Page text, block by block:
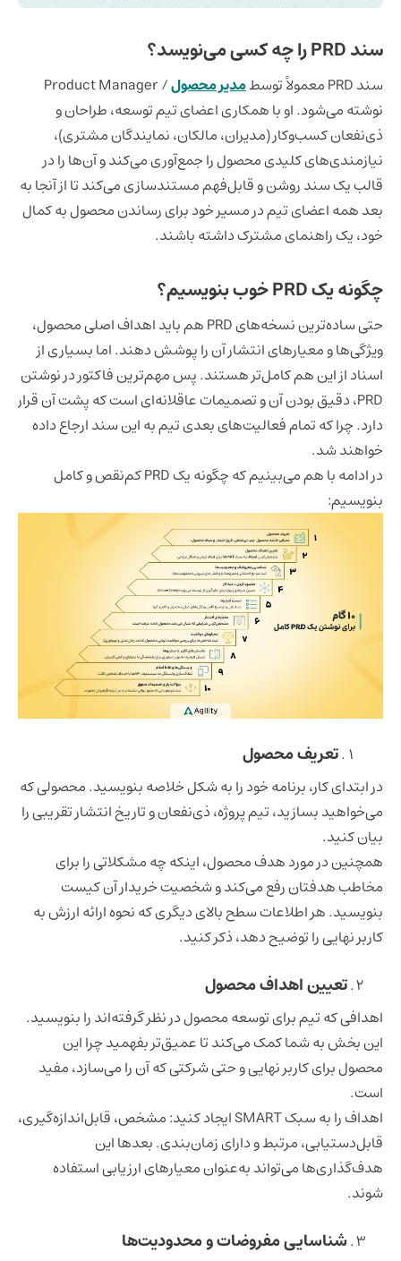
سند PRD را چه کسی می‌نویسد؟
سند PRD معمولاً توسط مدیر محصول / Product Manager
نوشته می‌شود. او با همکاری اعضای تیم توسعه، طراحان و
ذی‌نفعان کسب‌وکار (مدیران، مالکان، نمایندگان مشتری)،
نیازمندی‌های کلیدی محصول را جمع‌آوری می‌کند و آن‌ها را در
قالب یک سند روشن و قابل‌فهم مستندسازی می‌کند تا از آنجا به
بعد همه اعضای تیم در مسیر خود برای رساندن محصول به کمال
خود، یک راهنمای مشترک داشته باشند.
چگونه یک PRD خوب بنویسیم؟
حتی ساده‌ترین نسخه‌های PRD هم باید اهداف اصلی محصول،
ویژگی‌ها و معیارهای انتشار آن را پوشش دهند. اما بسیاری از
اسناد از این هم کامل‌تر هستند. پس مهم‌ترین فاکتور در نوشتن
PRD، دقیق بودن آن و تصمیمات عاقلانه‌ای است که پشت آن قرار
دارد. چرا که تمام فعالیت‌های بعدی تیم به این سند ارجاع داده
خواهند شد.
در ادامه با هم می‌بینیم که چگونه یک PRD کم‌نقص و کامل
بنویسیم:
تعریف محصول
در ابتدای کار، برنامه خود را به شکل خلاصه بنویسید. محصولی که
می‌خواهید بسازید، تیم پروژه، ذی‌نفعان و تاریخ انتشار تقریبی را
بیان کنید.
همچنین در مورد هدف محصول، اینکه چه مشکلاتی را برای
مخاطب هدفتان رفع می‌کند و شخصیت خریدار آن کیست
بنویسید. هر اطلاعات سطح بالای دیگری که نحوه ارائه ارزش به
کاربر نهایی را توضیح دهد، ذکر کنید.
تعیین اهداف محصول
اهدافی که تیم برای توسعه محصول در نظر گرفته‌اند را بنویسید.
این بخش به شما کمک می‌کند تا عمیق‌تر بفهمید چرا این
محصول برای کاربر نهایی و حتی شرکتی که آن را می‌سازد، مفید
است.
اهداف را به سبک SMART ایجاد کنید: مشخص، قابل‌اندازه‌گیری،
قابل‌دستیابی، مرتبط و دارای زمان‌بندی. بعدها این
هدف‌گذاری‌ها می‌تواند به‌عنوان معیارهای ارزیابی استفاده
شوند.
شناسایی مفروضات و محدودیت‌ها